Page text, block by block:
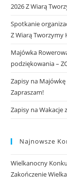
2026 Z Wiarą
Spotkanie
Z Wiarą Tworzymy
Majówka
podziękowania –
Zapisy na Majówkę
Zapraszam!
Zapisy na Wakacje
Najnowsze
Wielkanocny
Zakończenie